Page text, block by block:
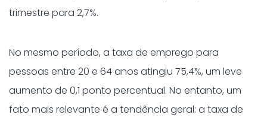
trimestre para 2,7%.
No mesmo período, a taxa de emprego para
pessoas entre 20 e 64 anos atingiu 75,4%, um leve
aumento de 0,1 ponto percentual. No entanto, um
fato mais relevante é a tendência geral: a taxa de